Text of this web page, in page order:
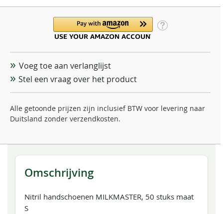
Voeg toe aan verlanglijst
Stel een vraag over het product
Alle getoonde prijzen zijn inclusief BTW voor levering naar
Duitsland zonder verzendkosten.
Omschrijving
Nitril handschoenen MILKMASTER, 50 stuks maat
S